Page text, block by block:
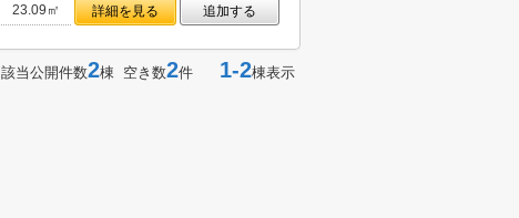
23.09㎡ 詳細を見る 追加する
該当公開件数2棟 空き数2件 1-2棟表示